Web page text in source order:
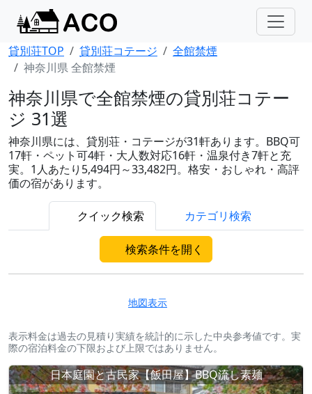
貸別荘TOP 貸別荘コテージ
全館禁煙
神奈川県 全館禁煙
神奈川県で全館禁煙の貸別荘コテー
ジ 31選
神奈川県には、貸別荘・コテージが31軒あります。BBQ可
17軒・ペット可4軒・大人数対応16軒・温泉付き7軒と充
実。1人あたり5,494円～33,482円。格安・おしゃれ・高評
価の宿があります。
クイック検索 カテゴリ検索
検索条件を開く
地図表示
表示料金は過去の見積り実績を統計的に示した中央参考値です。実
際の宿泊料金の下限および上限ではありません。
日本庭園と古民家【飯田屋】BBQ流し素麺